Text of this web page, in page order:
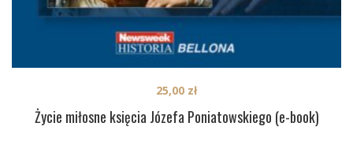
Życie miłosne księcia Józefa Poniatowskiego (e-book)
25,00 zł